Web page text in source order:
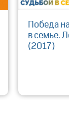
Победа
в семье.
(2017)